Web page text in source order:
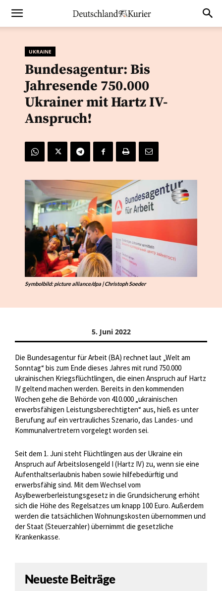
UKRAINE
Bundesagentur: Bis
Jahresende 750.000
Ukrainer mit Hartz IV-
Anspruch!
Symbolbild: picture alliance/dpa | Christoph Soeder
5. Juni 2022
Die Bundesagentur für Arbeit (BA) rechnet laut „Welt am
Sonntag“ bis zum Ende dieses Jahres mit rund 750.000
ukrainischen Kriegsflüchtlingen, die einen Anspruch auf Hartz
IV geltend machen werden. Bereits in den kommenden
Wochen gehe die Behörde von 410.000 „ukrainischen
erwerbsfähigen Leistungsberechtigten“ aus, hieß es unter
Berufung auf ein vertrauliches Szenario, das Landes- und
Kommunalvertretern vorgelegt worden sei.
Seit dem 1. Juni steht Flüchtlingen aus der Ukraine ein
Anspruch auf Arbeitslosengeld I (Hartz IV) zu, wenn sie eine
Aufenthaltserlaubnis haben sowie hilfebedürftig und
erwerbsfähig sind. Mit dem Wechsel vom
Asylbewerberleistungsgesetz in die Grundsicherung erhöht
sich die Höhe des Regelsatzes um knapp 100 Euro. Außerdem
werden die tatsächlichen Wohnungskosten übernommen und
der Staat (Steuerzahler) übernimmt die gesetzliche
Krankenkasse.
Neueste Beiträge